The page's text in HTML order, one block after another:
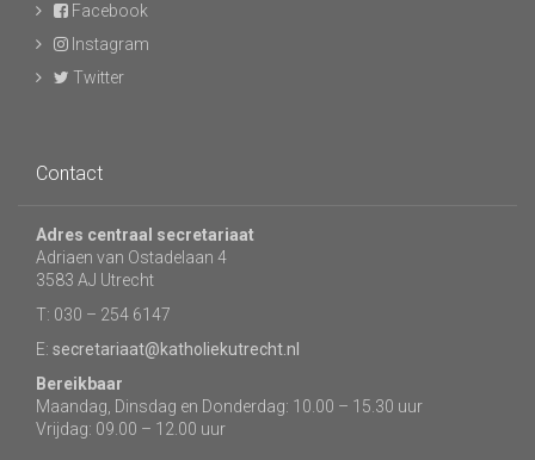
Facebook
Instagram
Twitter
Contact
Adres centraal secretariaat
Adriaen van Ostadelaan 4
3583 AJ Utrecht
T: 030 – 254 6147
E: secretariaat@katholiekutrecht.nl
Bereikbaar
Maandag, Dinsdag en Donderdag: 10.00 – 15.30 uur
Vrijdag: 09.00 – 12.00 uur